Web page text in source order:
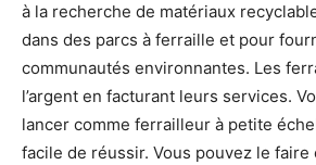
à la recherche de matériaux
dans des parcs à ferraille et pour
communautés environnantes. Les
l’argent en facturant leurs services.
lancer comme ferrailleur à petite
facile de réussir. Vous pouvez le faire